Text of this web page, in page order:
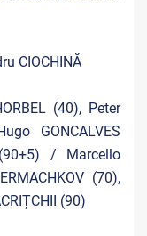
CIOCHINĂ
(40), Peter
GONCALVES
/ Marcello
(70),
(90)